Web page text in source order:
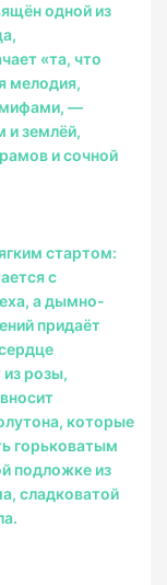
одной из
«та, что
мелодия,
мифами, —
и землёй,
и сочной
стартом:
с
а дымно-
придаёт
розы,
которые
горьковатым
подложке из
сладковатой